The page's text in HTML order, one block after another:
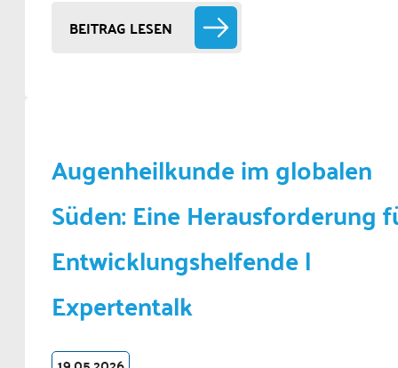
BEITRAG LESEN
Augenheilkunde im globalen
Süden: Eine Herausforderung
Entwicklungshelfende |
Expertentalk